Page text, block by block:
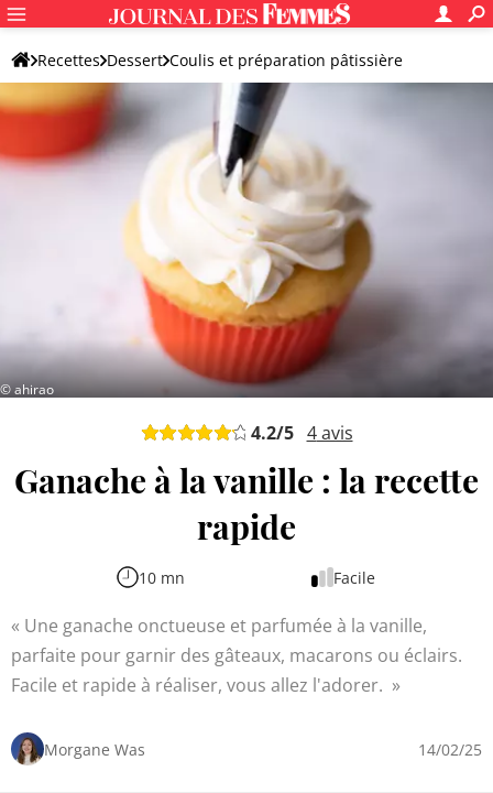
Recettes Dessert Coulis et préparation pâtissière
Crème pâtissière
© ahirao
4.2/5 4avis
Ganache à la vanille : la recette
rapide
10 mn Facile
Une ganache onctueuse et parfumée à la vanille,
parfaite pour garnir des gâteaux, macarons ou éclairs.
Facile et rapide à réaliser, vous allez l'adorer.
Morgane Was 14/02/25